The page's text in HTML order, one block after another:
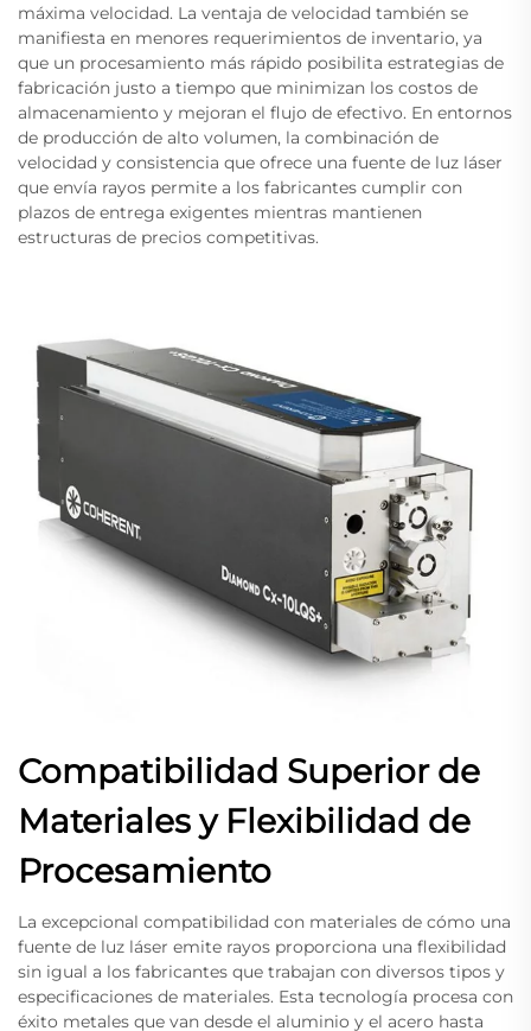
máxima velocidad. La ventaja de velocidad también se
manifiesta en menores requerimientos de inventario, ya
que un procesamiento más rápido posibilita estrategias de
fabricación justo a tiempo que minimizan los costos de
almacenamiento y mejoran el flujo de efectivo. En entornos
de producción de alto volumen, la combinación de
velocidad y consistencia que ofrece una fuente de luz láser
que envía rayos permite a los fabricantes cumplir con
plazos de entrega exigentes mientras mantienen
estructuras de precios competitivas.
Compatibilidad Superior de
Materiales y Flexibilidad de
Procesamiento
La excepcional compatibilidad con materiales de cómo una
fuente de luz láser emite rayos proporciona una flexibilidad
sin igual a los fabricantes que trabajan con diversos tipos y
especificaciones de materiales. Esta tecnología procesa con
éxito metales que van desde el aluminio y el acero hasta